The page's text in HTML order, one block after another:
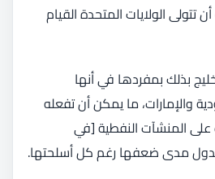
تتولى الولايات المتحدة القيام
بذلك بمفردها في أنها
والإمارات، ما يمكن أن تفعله
المنشآت النفطية [في
مدى ضعفها رغم كل أسلحتها.